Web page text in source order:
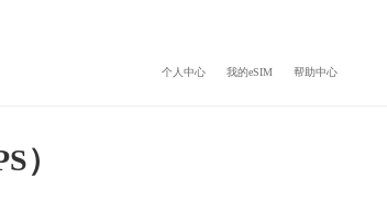
个人中心 我的eSIM 帮助中心
）